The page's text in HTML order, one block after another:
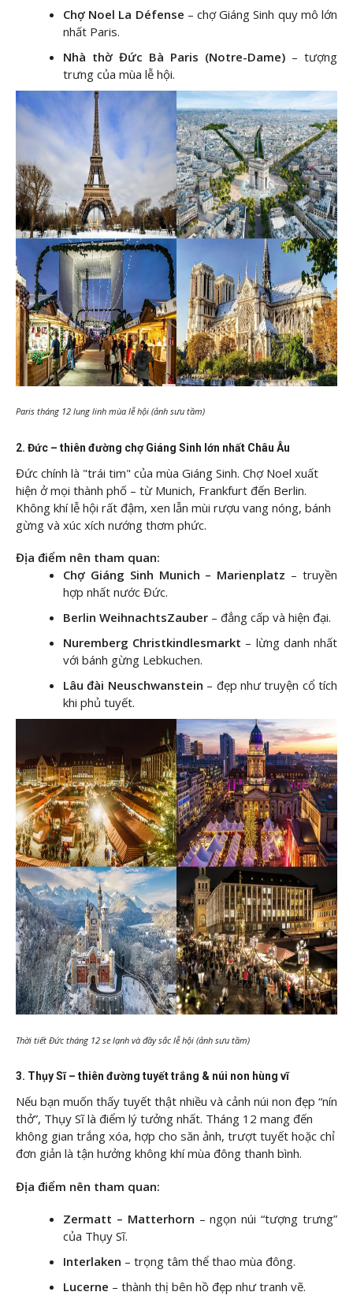
Chợ Noel La Défense – chợ Giáng Sinh quy mô lớn
nhất Paris.
Nhà thờ Đức Bà Paris (Notre-Dame) – tượng
trưng của mùa lễ hội.
Paris tháng 12 lung linh mùa lễ hội (ảnh sưu tầm)
2. Đức – thiên đường chợ Giáng Sinh lớn nhất Châu Âu
Đức chính là "trái tim" của mùa Giáng Sinh. Chợ Noel xuất
hiện ở mọi thành phố – từ Munich, Frankfurt đến Berlin.
Không khí lễ hội rất đậm, xen lẫn mùi rượu vang nóng, bánh
gừng và xúc xích nướng thơm phức.
Địa điểm nên tham quan:
Chợ Giáng Sinh Munich – Marienplatz – truyền
hợp nhất nước Đức.
Berlin WeihnachtsZauber – đẳng cấp và hiện đại.
Nuremberg Christkindlesmarkt – lừng danh nhất
với bánh gừng Lebkuchen.
Lâu đài Neuschwanstein – đẹp như truyện cổ tích
khi phủ tuyết.
Thời tiết Đức tháng 12 se lạnh và đầy sắc lễ hội (ảnh sưu tầm)
3. Thụy Sĩ – thiên đường tuyết trắng & núi non hùng vĩ
Nếu bạn muốn thấy tuyết thật nhiều và cảnh núi non đẹp “nín
thở”, Thụy Sĩ là điểm lý tưởng nhất. Tháng 12 mang đến
không gian trắng xóa, hợp cho săn ảnh, trượt tuyết hoặc chỉ
đơn giản là tận hưởng không khí mùa đông thanh bình.
Địa điểm nên tham quan:
Zermatt – Matterhorn – ngọn núi “tượng trưng”
của Thụy Sĩ.
Interlaken – trọng tâm thể thao mùa đông.
Lucerne – thành thị bên hồ đẹp như tranh vẽ.